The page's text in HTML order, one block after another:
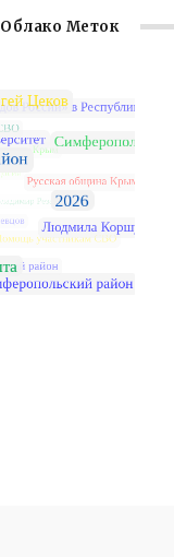
Облако Меток